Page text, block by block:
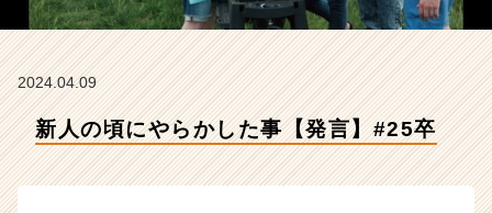
a
t
の
タ
2024.04.09
新人の頃にやらかした事【発言】#25卒